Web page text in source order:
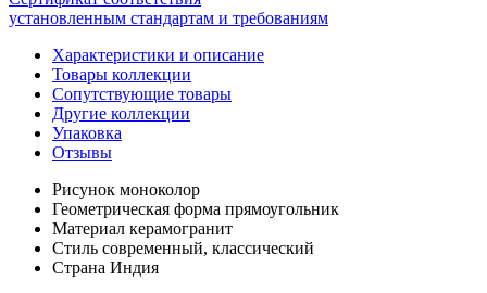
установленным стандартам и требованиям
Характеристики и описание
Товары коллекции
Сопутствующие товары
Другие коллекции
Упаковка
Отзывы
Рисунок моноколор
Геометрическая форма прямоугольник
Материал керамогранит
Стиль современный, классический
Страна Индия